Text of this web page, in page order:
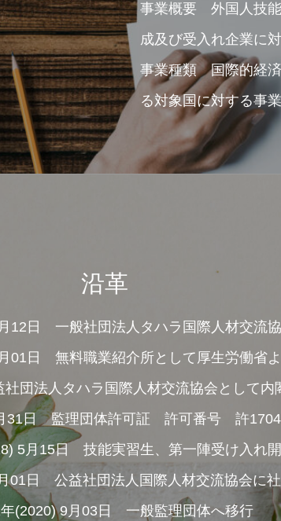
事業概要 外国人技能
成及び受入れ企業に
事業種類 国際的経済
る対象国に対する事
沿革
12日 一般社団法人タハラ国際人材交流
01日 無料職業紹介所として厚生労働省
団法人タハラ国際人材交流協会として内
31日 監理団体許可証 許可番号 許
5月15日 技能実習生、第一陣受け入れ
01日 公益社団法人国際人材交流協会に
(2020) 9月03日 一般監理団体へ移行